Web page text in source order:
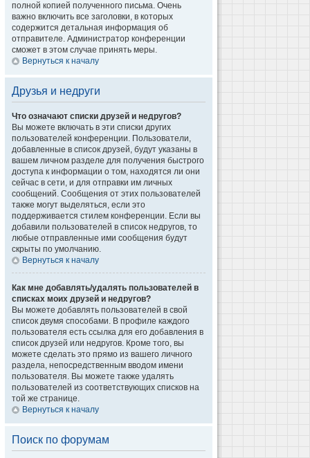
полной копией полученного письма. Очень
важно включить все заголовки, в которых
содержится детальная информация об
отправителе. Администратор конференции
сможет в этом случае принять меры.
Вернуться к началу
Друзья и недруги
Что означают списки друзей и недругов?
Вы можете включать в эти списки других
пользователей конференции. Пользователи,
добавленные в список друзей, будут указаны в
вашем личном разделе для получения быстрого
доступа к информации о том, находятся ли они
сейчас в сети, и для отправки им личных
сообщений. Сообщения от этих пользователей
также могут выделяться, если это
поддерживается стилем конференции. Если вы
добавили пользователей в список недругов, то
любые отправленные ими сообщения будут
скрыты по умолчанию.
Вернуться к началу
Как мне добавлять/удалять пользователей в
списках моих друзей и недругов?
Вы можете добавлять пользователей в свой
список двумя способами. В профиле каждого
пользователя есть ссылка для его добавления в
список друзей или недругов. Кроме того, вы
можете сделать это прямо из вашего личного
раздела, непосредственным вводом имени
пользователя. Вы можете также удалять
пользователей из соответствующих списков на
той же странице.
Вернуться к началу
Поиск по форумам